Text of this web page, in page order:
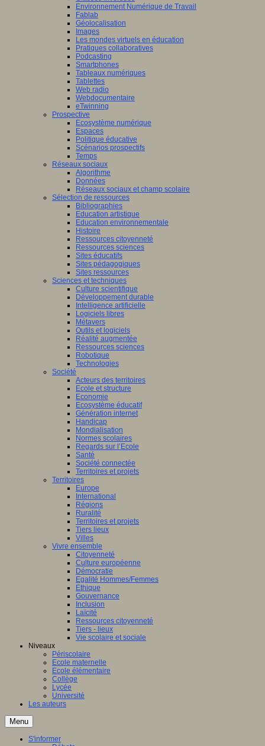
Environnement Numérique de Travail
Fablab
Géolocalisation
Images
Les mondes virtuels en éducation
Pratiques collaboratives
Podcasting
Smartphones
Tableaux numériques
Tablettes
Web radio
Webdocumentaire
eTwinning
Prospective
Ecosystème numérique
Espaces
Politique éducative
Scénarios prospectifs
Temps
Réseaux sociaux
Algorithme
Données
Réseaux sociaux et champ scolaire
Sélection de ressources
Bibliographies
Education artistique
Education environnementale
Histoire
Ressources citoyenneté
Ressources sciences
Sites éducatifs
Sites pédagogiques
Sites ressources
Sciences et techniques
Culture scientifique
Développement durable
Intelligence artificielle
Logiciels libres
Métavers
Outils et logiciels
Réalité augmentée
Ressources sciences
Robotique
Technologies
Société
Acteurs des territoires
Ecole et structure
Economie
Ecosystème éducatif
Génération internet
Handicap
Mondialisation
Normes scolaires
Regards sur l’Ecole
Santé
Société connectée
Territoires et projets
Territoires
Europe
International
Régions
Ruralité
Territoires et projets
Tiers lieux
Villes
Vivre ensemble
Citoyenneté
Culture européenne
Démocratie
Egalité Hommes/Femmes
Ethique
Gouvernance
Inclusion
Laïcité
Ressources citoyenneté
Tiers - lieux
Vie scolaire et sociale
Niveaux
Périscolaire
Ecole maternelle
Ecole élémentaire
Collège
Lycée
Université
Les auteurs
Menu
S'informer